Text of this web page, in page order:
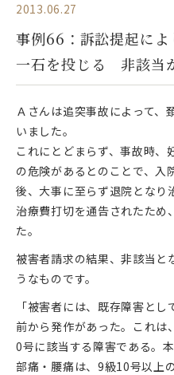
2013.06.27
事例66：訴訟提起に
一石を投じる 非該当
Ａさんは追突事故によって、
いました。
これにとどまらず、事故時、
の危険があるとのことで、入
後、大事に至らず退院となり
治療費打切を通告されたため
た。
被害者請求の結果、非該当と
うなものです。
「被害者には、既存障害と
前から発作があった。これ
0号に該当する障害である。
部痛・腰痛は、9級10号以上